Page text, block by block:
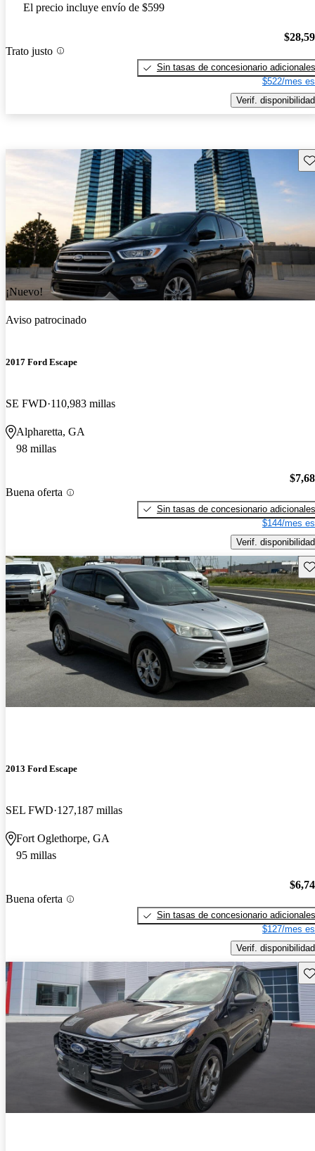
El precio incluye envío de $599
Trato justo
Sin tasas de concesionario adicionales
$522/mes
Verif. disponibilidad
¡Nuevo!
Aviso patrocinado
2017 Ford Escape
SE FWD 110,983 millas
Alpharetta, GA
98 millas
Buena oferta
Sin tasas de concesionario adicionales
$144/mes
Verif. disponibilidad
2013 Ford Escape
SEL FWD 127,187 millas
Fort Oglethorpe, GA
95 millas
Buena oferta
Sin tasas de concesionario adicionales
$127/mes
Verif. disponibilidad